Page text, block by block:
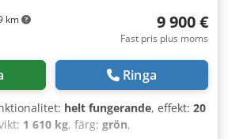
km 9 900 €
Fast pris plus moms
Ringa
helt fungerande, effekt: 20
1 610 kg, färg: grön,